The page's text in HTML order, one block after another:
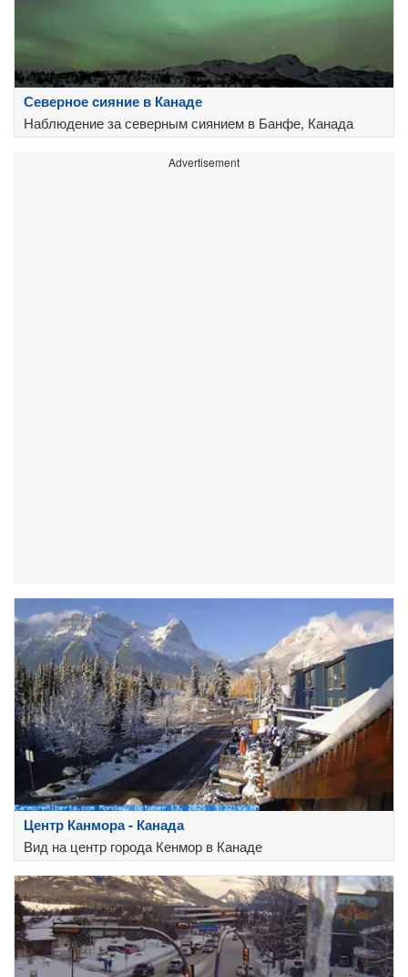
Северное сияние в Канаде
Наблюдение за северным сиянием в Банфе, Канада
Advertisement
Центр Канмора - Канада
Вид на центр города Кенмор в Канаде